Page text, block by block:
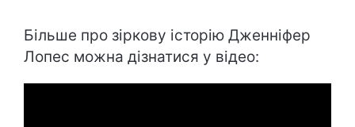
Більше про зіркову історію Дженніфер
Лопес можна дізнатися у відео: